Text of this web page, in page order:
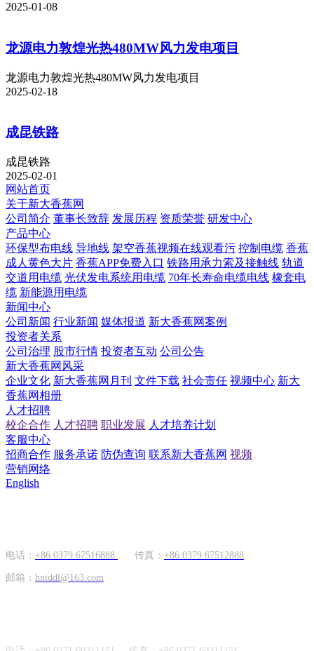
2025-01-08
龙源电力敦煌光热480MW风力发电项目
龙源电力敦煌光热480MW风力发电项目
2025-02-18
成昆铁路
成昆铁路
2025-02-01
网站首页
关于新大香蕉网
公司简介 董事长致辞 发展历程 资质荣誉 研发中心
产品中心
环保型布电线 导地线 架空香蕉视频在线观看污 控制电缆 香蕉
成人黄色大片 香蕉APP免费入口 铁路用承力索及接触线 轨道
交道用电缆 光伏发电系统用电缆 70年长寿命电缆电线 橡套电
缆 新能源用电缆
新闻中心
公司新闻 行业新闻 媒体报道 新大香蕉网案例
投资者关系
公司治理 股市行情 投资者互动 公司公告
新大香蕉网风采
企业文化 新大香蕉网月刊 文件下载 社会责任 视频中心 新大
香蕉网相册
人才招聘
校企合作 人才招聘 职业发展 人才培养计划
客服中心
招商合作 服务承诺 防伪查询 联系新大香蕉网 视频
营销网络
English
电话： +86 0379 67516888 传真： +86 0379 67512888
邮箱： hntddl@163.com